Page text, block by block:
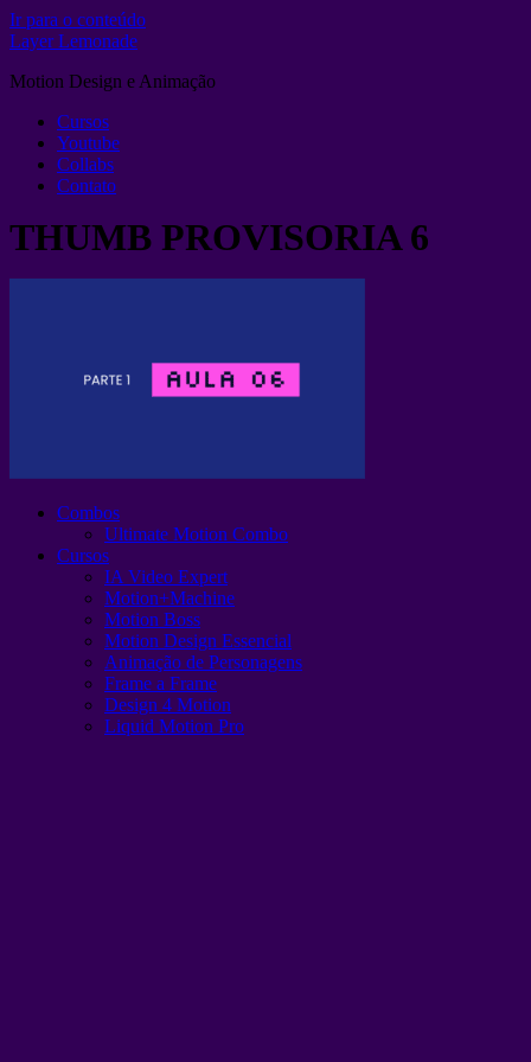
Ir para o conteúdo
Layer Lemonade
Motion Design e Animação
Cursos
Youtube
Collabs
Contato
THUMB PROVISORIA 6
Combos
Ultimate Motion Combo
Cursos
IA Video Expert
Motion+Machine
Motion Boss
Motion Design Essencial
Animação de Personagens
Frame a Frame
Design 4 Motion
Liquid Motion Pro